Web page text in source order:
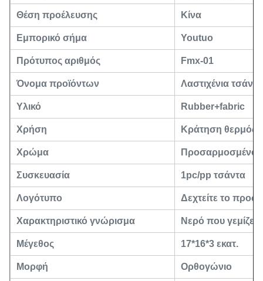
Θέση προέλευσης Κίνα
Εμπορικό σήμα Youtuo
Πρότυπος αριθμός Fmx-01
Όνομα προϊόντων Λαστιχένια
Υλικό Rubber+fabric
Χρήση Κράτηση θερμός
Χρώμα Προσαρμοσμένος
Συσκευασία 1pc/pp τσάντα
Λογότυπο Δεχτείτε το
Χαρακτηριστικό γνώρισμα Νερό που γεμίζει
Μέγεθος 17*16*3 εκατ.
Μορφή Ορθογώνιο